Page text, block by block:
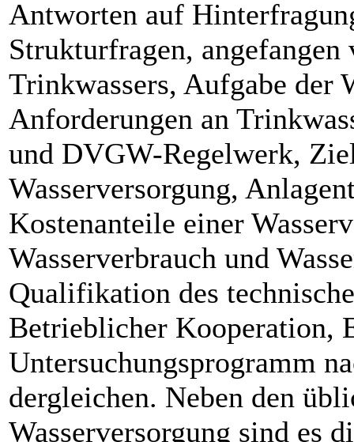
Antworten auf
Strukturfragen, angefangen
Trinkwassers, Aufgabe der
Anforderungen an
und DVGW-Regelwerk,
Wasserversorgung,
Kostenanteile einer
Wasserverbrauch und
Qualifikation des
Betrieblicher Kooperation,
Untersuchungsprogramm
dergleichen. Neben den
Wasserversorgung sind es